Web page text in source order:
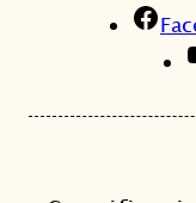
u
b
h